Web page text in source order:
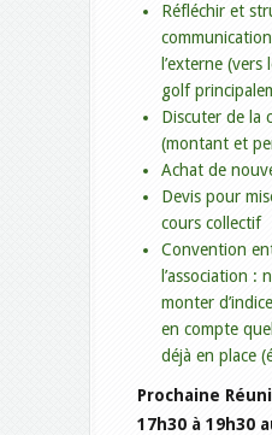
Réfléchir et
l’externe (vers
golf
Discuter de la
(montant et
Achat de
Devis pour
cours collectif
Convention
l’association :
monter
en compte
déjà en place
Prochaine
17h30 à 19h30